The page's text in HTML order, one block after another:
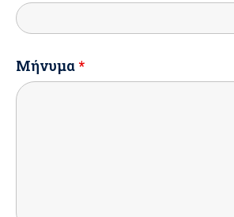
Μήνυμα *